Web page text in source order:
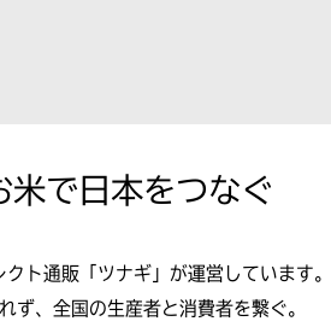
米で 日本をつなぐ
クト通販 「ツナギ」が運営しています。
ず、全国の生産者と消費者を繋ぐ。